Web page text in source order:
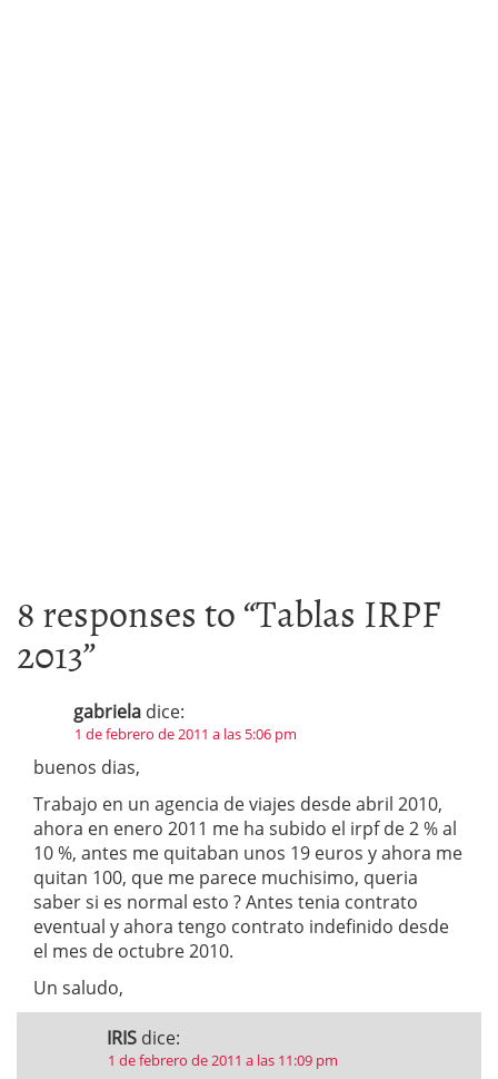
8 responses to “Tablas IRPF
2013”
gabriela dice:
1 de febrero de 2011 a las 5:06 pm
buenos dias,
Trabajo en un agencia de viajes desde abril 2010,
ahora en enero 2011 me ha subido el irpf de 2 % al
10 %, antes me quitaban unos 19 euros y ahora me
quitan 100, que me parece muchisimo, queria
saber si es normal esto ? Antes tenia contrato
eventual y ahora tengo contrato indefinido desde
el mes de octubre 2010.
Un saludo,
IRIS dice:
1 de febrero de 2011 a las 11:09 pm